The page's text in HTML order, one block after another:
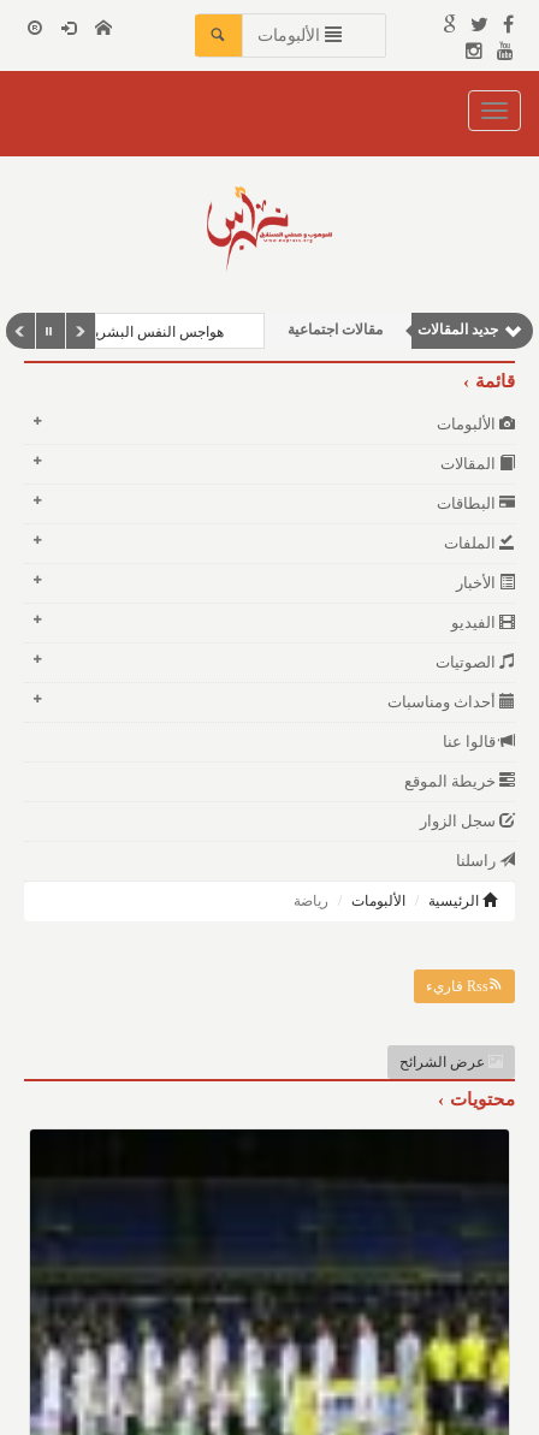
الألبومات
Toggle
navigation
جديد المقالات مقالات اجتماعية
مقالات علمية
هواجس النفس البشرية بين مطرقة الفقر
قائمة
الألبومات
المقالات
البطاقات
الملفات
الأخبار
الفيديو
الصوتيات
أحداث ومناسبات
قالوا عنا
خريطة الموقع
سجل الزوار
راسلنا
الرئيسية الألبومات رياضة
Rss قاريء
عرض الشرائح
محتويات